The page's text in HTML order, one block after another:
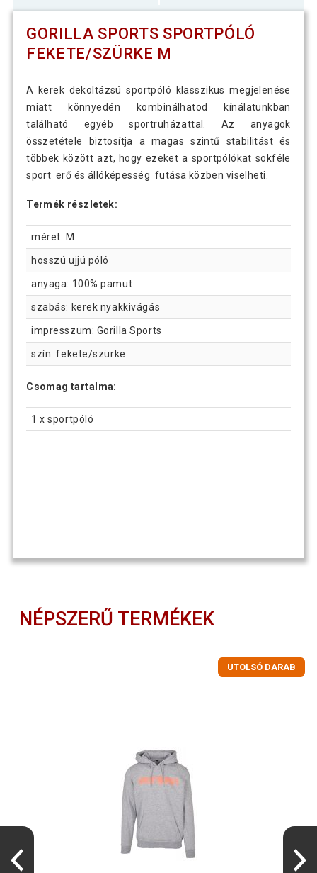
GORILLA SPORTS SPORTPÓLÓ
FEKETE/SZÜRKE M
A kerek dekoltázsú sportpóló klasszikus megjelenése
miatt könnyedén kombinálhatod kínálatunkban
található egyéb sportruházattal. Az anyagok
összetétele biztosítja a magas szintű stabilitást és
többek között azt, hogy ezeket a sportpólókat sokféle
sport erő és állóképesség futása közben viselheti.
Termék részletek:
méret: M
hosszú ujjú póló
anyaga: 100% pamut
szabás: kerek nyakkivágás
impresszum: Gorilla Sports
szín: fekete/szürke
Csomag tartalma:
1 x sportpóló
NÉPSZERŰ TERMÉKEK
UTOLSÓ DARAB